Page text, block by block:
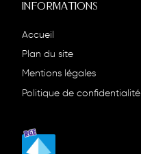
INFORMATIONS
Accueil
Plan du site
Mentions légales
Politique de confidentialité